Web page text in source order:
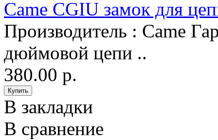
Came CGIU замок для
Производитель : Came
дюймовой цепи ..
380.00 р.
В закладки
В сравнение